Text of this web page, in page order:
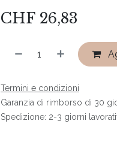
CHF 26,83
Termini e condizioni
Garanzia di rimborso di 30
Spedizione: 2-3 giorni